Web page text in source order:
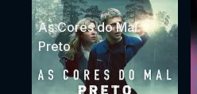
As Cores do Mal:
Preto